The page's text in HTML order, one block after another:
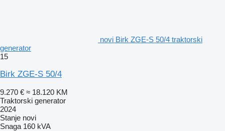
novi Birk ZGE-S 50/4 traktorski
generator
15
Birk ZGE-S 50/4
9.270 € ≈ 18.120 KM
Traktorski generator
2024
Stanje novi
Snaga 160 kVA